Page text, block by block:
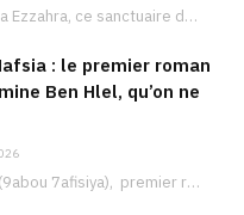
Le palais d’Ennejma Ezzahra, ce sanctuaire de la musique tunisienne et méditerranéenne construit par le…
: le premier roman
Ben Hlel, qu’on ne
Le cave de Hafisa (9abou 7afisiya), premier roman du journaliste tunisien Mohamed Amine Ben Hlel,…